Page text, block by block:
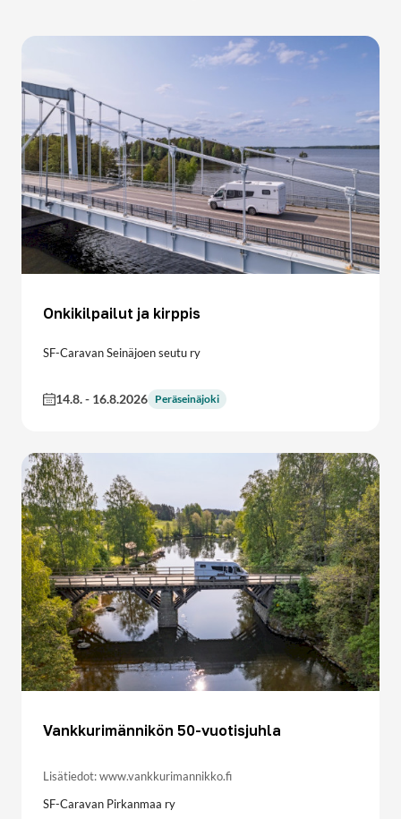
Onkikilpailut ja kirppis
SF-Caravan Seinäjoen seutu ry
14.8.- 16.8.2026 Peräseinäjoki
Vankkurimännikön 50-vuotisjuhla
Lisätiedot: www.vankkurimannikko.fi
SF-Caravan Pirkanmaa ry